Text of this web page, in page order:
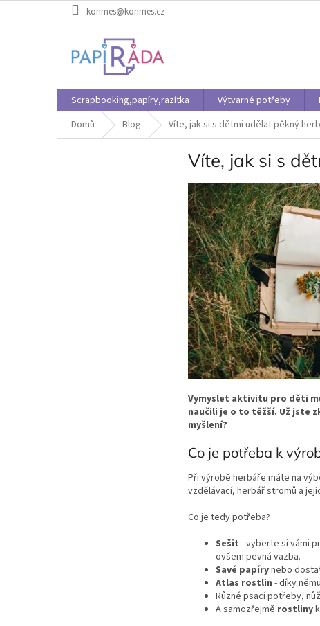
na
konmes@konmes.cz
Scrapbooking,papíry,razítka Výtvarné potřeby
Domů
Blog Víte, jak si s dětmi udělat pěkný
Víte, jak si s
Vymyslet aktivitu pro děti
naučili je o to těžší. Už jste
myšlení?
Co je potřeba k
Při výrobě herbáře máte na
vzdělávací, herbář stromů a
Co je tedy potřeba?
Sešit - vyberte si vámi
ovšem pevná vazba.
Savé papírynebo
Atlas rostlin - díky
Různé psací potřeby,
A samozřejmě rostliny